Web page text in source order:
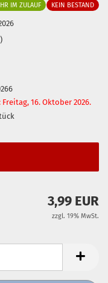
IM ZULAUF KEIN BESTAND
16. Oktober 2026.
3,99 EUR
zzgl. 19% MwSt.